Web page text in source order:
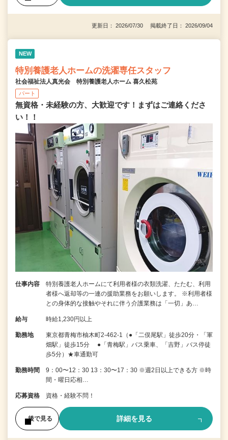
更新日： 2026/07/30 掲載終了日： 2026/09/04
NEW
特別養護老人ホームの洗濯専任スタッフ
社会福祉法人真光会 特別養護老人ホーム 喜久松苑
パート
無資格・未経験の方、大歓迎です！まずはご連絡くださ
い！！
仕事内容
特別養護老人ホームにて利用者様の衣類洗濯、たたむ、利用
者様へ返却等の一連の援助業務をお願いします。 ※利用者様
との身体的な接触やそれに伴う介護業務は「一切」あ…
給与 時給1,230円以上
勤務地
東京都青梅市柚木町2-462-1（●「二俣尾駅」徒歩20分・「軍
畑駅」徒歩15分 ●「青梅駅」バス乗車、「吉野」バス停徒
歩5分）★車通勤可
勤務時間
9：00〜12：30 13：30〜17：30 ※週2日以上できる方 ※時
間・曜日応相…
応募資格 資格・経験不問！
後で見る 詳細を見る